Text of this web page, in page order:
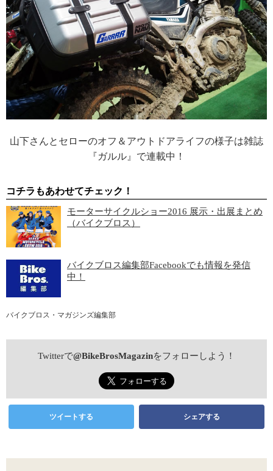
山下さんとセローのオフ＆アウトドアライフの様子は雑誌
『ガルル』で連載中！
コチラもあわせてチェック！
モーターサイクルショー2016 展示・出展まとめ
（バイクブロス）
バイクブロス編集部Facebookでも情報を発信
中！
バイクブロス・マガジンズ編集部
Twitterで@BikeBrosMagazinをフォローしよう！
ツイートする シェアする